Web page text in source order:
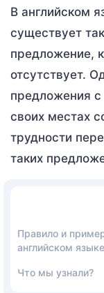
В английском
существует
предложение,
отсутствует.
предложения
своих местах
трудности
таких
Правило и
английском языке
Что мы узнали?